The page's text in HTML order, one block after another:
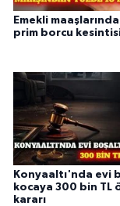
Emekli
prim borcu
Konyaaltı'nda evi
kocaya 300 bin TL
kararı